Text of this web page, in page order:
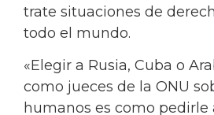
trate situaciones de
todo el mundo.
«Elegir a Rusia, Cuba o
como jueces de la ONU
humanos es como pedirle